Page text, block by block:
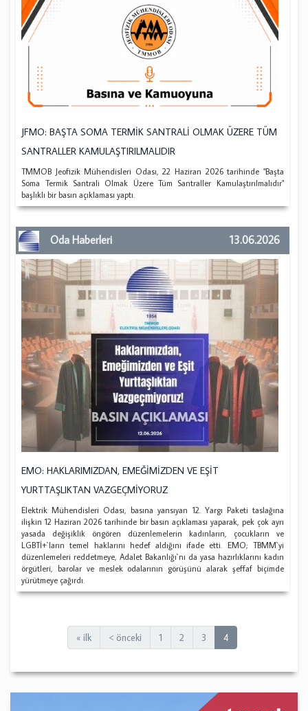
JFMO: BAŞTA SOMA TERMİK SANTRALİ OLMAK ÜZERE TÜM
SANTRALLER KAMULAŞTIRILMALIDIR
TMMOB Jeofizik Mühendisleri Odası, 22 Haziran 2026 tarihinde "Başta
Soma Termik Santrali Olmak Üzere Tüm Santraller Kamulaştırılmalıdır"
başlıklı bir basın açıklaması yaptı.
Oda Haberleri 13.06.2026
EMO: HAKLARIMIZDAN, EMEĞİMİZDEN VE EŞİT
YURTTAŞLIKTAN VAZGEÇMİYORUZ
Elektrik Mühendisleri Odası, basına yansıyan 12. Yargı Paketi taslağına
ilişkin 12 Haziran 2026 tarihinde bir basın açıklaması yaparak, pek çok ayrı
yasada değişiklik öngören düzenlemelerin kadınların, çocukların ve
LGBTİ+`ların temel haklarını hedef aldığını ifade etti. EMO; TBMM`yi
düzenlemeleri reddetmeye, Adalet Bakanlığı`nı da yasa hazırlıklarını kadın
örgütleri, barolar ve meslek odalarının görüşünü alarak şeffaf biçimde
yürütmeye çağırdı.
« ilk < önceki 1 2 3 4